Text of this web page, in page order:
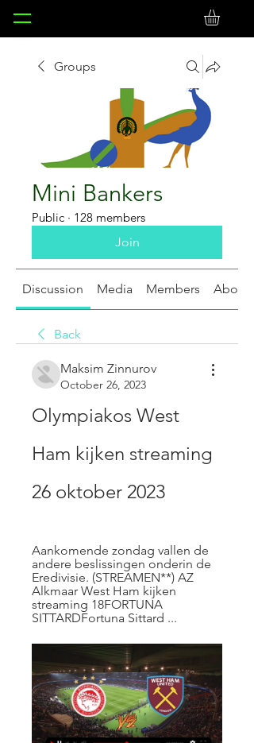
Groups
Mini Bankers
Public · 128 members
Join
Discussion Media Members About
Back
Maksim Zinnurov
October 26, 2023
Olympiakos West
Ham kijken streaming
26 oktober 2023
Aankomende zondag vallen de
andere beslissingen onderin de
Eredivisie. (STREAMEN**) AZ
Alkmaar West Ham kijken
streaming 18FORTUNA
SITTARDFortuna Sittard ...